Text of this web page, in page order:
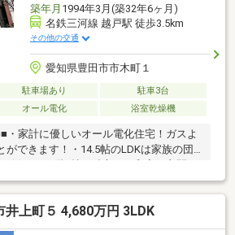
築年月 1994年3月(築32年6ヶ月)
名鉄三河線 越戸駅 徒歩3.5km
その他の交通
愛知県豊田市市木町１
駐車場あり
駐車3台
オール電化 浴室乾燥機
家計に優しいオール電化住宅！ガスよ
ができます！・14.5帖のLDKは家族の団
ペースのプライバシーが保たれます！・2
りとした居住空間を実現！家具の配置も
車スペースは車種によりますが3台可能！
心です！・現在空き室のためご内覧可能
井上町５ 4,680万円 3LDK